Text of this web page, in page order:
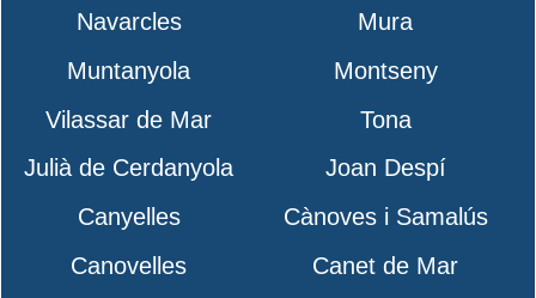
Navarcles
Mura
Muntanyola
Montseny
Vilassar de Mar
Tona
Julià de Cerdanyola
Joan Despí
Canyelles
Cànoves i Samalús
Canovelles
Canet de Mar